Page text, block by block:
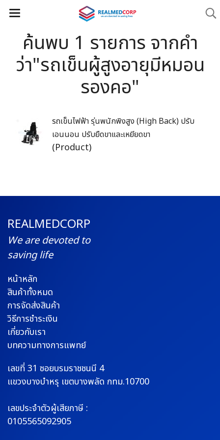
ค้นพบ 1 รายการ จากคำ
ว่า"รถเข็นผู้สูงอายุมีหมอน
รองคอ"
รถเข็นไฟฟ้า รุ่นพนักพิงสูง (High Back) ปรับ
เอนนอน ปรับยืดขาและเหยียดขา
(Product)
REALMEDCORP
We are devoted to
saving life
หน้าหลัก
สินค้าทั้งหมด
การจัดส่งสินค้า
วิธีการชำระเงิน
เกี่ยวกับเรา
บทความทางการแพทย์
เลขที่ 31 ซอยบรมราชชนนี 4
แขวงบางบำหรุ เขตบางพลัด กทม.10700
เลขประจำตัวผู้เสียภาษี :
0105565092905